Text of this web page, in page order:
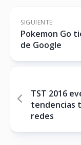
SIGUIENTE
Pokemon Go
de Google
TST 2016
tendencias
redes